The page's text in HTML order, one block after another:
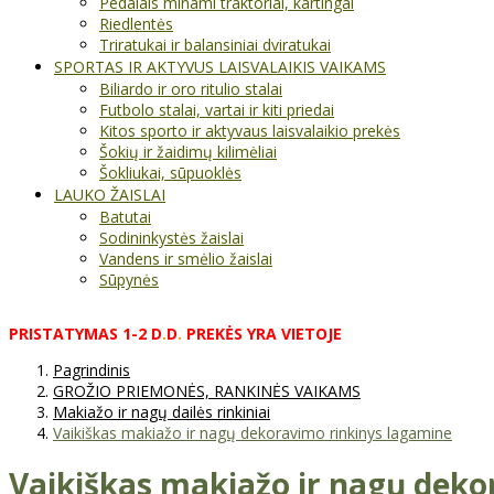
Riedlentės
Triratukai ir balansiniai dviratukai
SPORTAS IR AKTYVUS LAISVALAIKIS VAIKAMS
Biliardo ir oro ritulio stalai
Futbolo stalai, vartai ir kiti priedai
Kitos sporto ir aktyvaus laisvalaikio prekės
Šokių ir žaidimų kilimėliai
Šokliukai, sūpuoklės
LAUKO ŽAISLAI
Batutai
Sodininkystės žaislai
Vandens ir smėlio žaislai
Sūpynės
PRISTATYMAS 1-2 D.D. PREKĖS YRA VIETOJE
Pagrindinis
GROŽIO PRIEMONĖS, RANKINĖS VAIKAMS
Makiažo ir nagų dailės rinkiniai
Vaikiškas makiažo ir nagų dekoravimo rinkinys lagamine
Vaikiškas makiažo ir nagų